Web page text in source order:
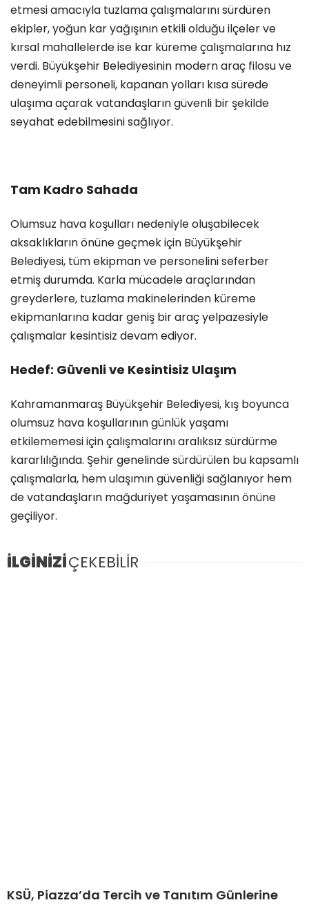
etmesi amacıyla tuzlama çalışmalarını sürdüren
ekipler, yoğun kar yağışının etkili olduğu ilçeler ve
kırsal mahallelerde ise kar küreme çalışmalarına hız
verdi. Büyükşehir Belediyesinin modern araç filosu ve
deneyimli personeli, kapanan yolları kısa sürede
ulaşıma açarak vatandaşların güvenli bir şekilde
seyahat edebilmesini sağlıyor.
Tam Kadro Sahada
Olumsuz hava koşulları nedeniyle oluşabilecek
aksaklıkların önüne geçmek için Büyükşehir
Belediyesi, tüm ekipman ve personelini seferber
etmiş durumda. Karla mücadele araçlarından
greyderlere, tuzlama makinelerinden küreme
ekipmanlarına kadar geniş bir araç yelpazesiyle
çalışmalar kesintisiz devam ediyor.
Hedef: Güvenli ve Kesintisiz Ulaşım
Kahramanmaraş Büyükşehir Belediyesi, kış boyunca
olumsuz hava koşullarının günlük yaşamı
etkilememesi için çalışmalarını aralıksız sürdürme
kararlılığında. Şehir genelinde sürdürülen bu kapsamlı
çalışmalarla, hem ulaşımın güvenliği sağlanıyor hem
de vatandaşların mağduriyet yaşamasının önüne
geçiliyor.
İLGİNİZİÇEKEBİLİR
KSÜ, Piazza’da Tercih ve Tanıtım Günlerine